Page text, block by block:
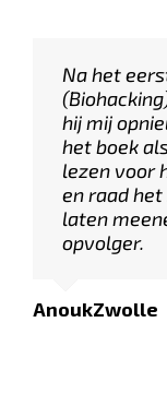
Na het
hij mij
het boek
lezen voor
en raad
laten
opvolger.
AnoukZwolle